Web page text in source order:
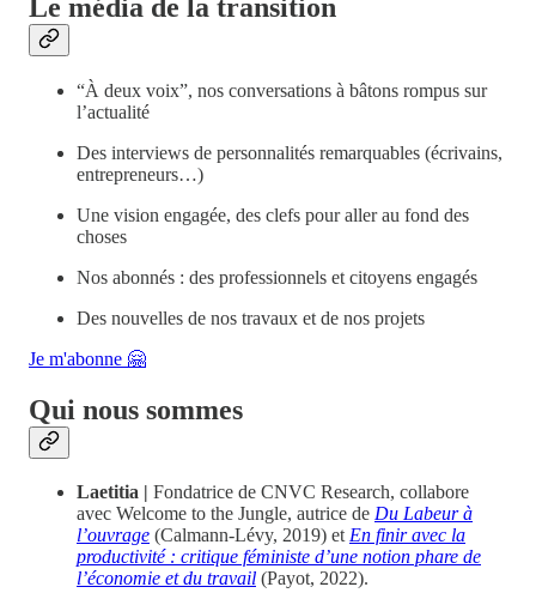
Le média de la transition
“À deux voix”, nos conversations à bâtons rompus sur
l’actualité
Des interviews de personnalités remarquables (écrivains,
entrepreneurs…)
Une vision engagée, des clefs pour aller au fond des
choses
Nos abonnés : des professionnels et citoyens engagés
Des nouvelles de nos travaux et de nos projets
Je m'abonne 🤗
Qui nous sommes
Laetitia | Fondatrice de CNVC Research, collabore
avec Welcome to the Jungle, autrice de Du Labeur à
l’ouvrage (Calmann-Lévy, 2019) etEn finir avec la
productivité : critique féministe d’une notion phare de
l’économie et du travail (Payot, 2022).